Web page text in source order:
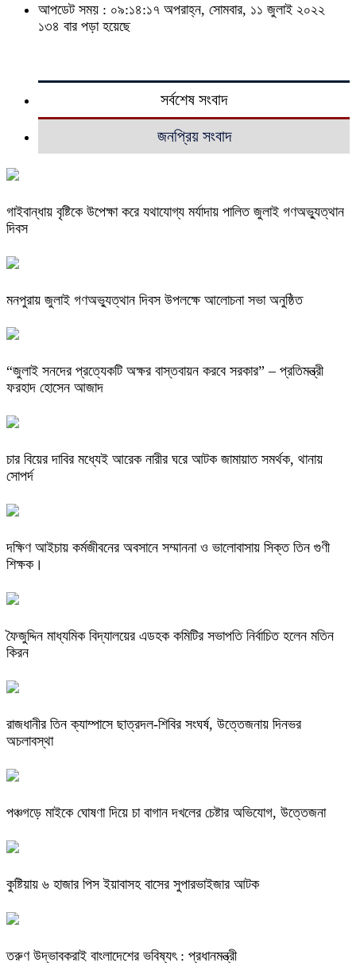
আপডেট সময় : ০৯:১৪:১৭ অপরাহ্ন, সোমবার, ১১ জুলাই ২০২২
১৩৪ বার পড়া হয়েছে
সর্বশেষ সংবাদ
জনপ্রিয় সংবাদ
গাইবান্ধায় বৃষ্টিকে উপেক্ষা করে যথাযোগ্য মর্যাদায় পালিত জুলাই গণঅভ্যুত্থান
দিবস
মনপুরায় জুলাই গণঅভ্যুত্থান দিবস উপলক্ষে আলোচনা সভা অনুষ্ঠিত
“জুলাই সনদের প্রত্যেকটি অক্ষর বাস্তবায়ন করবে সরকার” – প্রতিমন্ত্রী
ফরহাদ হোসেন আজাদ
চার বিয়ের দাবির মধ্যেই আরেক নারীর ঘরে আটক জামায়াত সমর্থক, থানায়
সোপর্দ
দক্ষিণ আইচায় কর্মজীবনের অবসানে সম্মাননা ও ভালোবাসায় সিক্ত তিন গুণী
শিক্ষক।
ফৈজুদ্দিন মাধ্যমিক বিদ্যালয়ের এডহক কমিটির সভাপতি নির্বাচিত হলেন মতিন
কিরন
রাজধানীর তিন ক্যাম্পাসে ছাত্রদল-শিবির সংঘর্ষ, উত্তেজনায় দিনভর
অচলাবস্থা
পঞ্চগড়ে মাইকে ঘোষণা দিয়ে চা বাগান দখলের চেষ্টার অভিযোগ, উত্তেজনা
কুষ্টিয়ায় ৬ হাজার পিস ইয়াবাসহ বাসের সুপারভাইজার আটক
তরুণ উদ্ভাবকরাই বাংলাদেশের ভবিষ্যৎ : প্রধানমন্ত্রী